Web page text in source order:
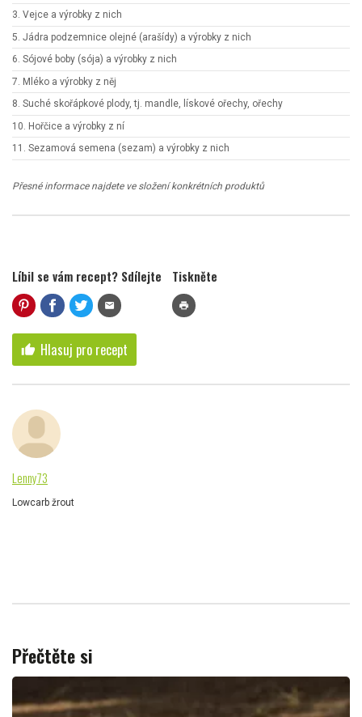
3. Vejce a výrobky z nich
5. Jádra podzemnice olejné (arašídy) a výrobky z nich
6. Sójové boby (sója) a výrobky z nich
7. Mléko a výrobky z něj
8. Suché skořápkové plody, tj. mandle, lískové ořechy, ořechy
10. Hořčice a výrobky z ní
11. Sezamová semena (sezam) a výrobky z nich
Přesné informace najdete ve složení konkrétních produktů
Líbil se vám recept? Sdílejte
mail
Tiskněte
print
thumb_up Hlasuj pro recept
Lenny73
Lowcarb žrout
Přečtěte si